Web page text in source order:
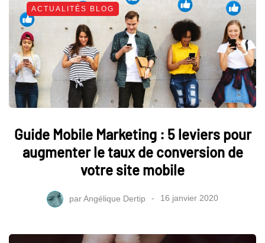
ACTUALITÉS BLOG
Guide Mobile Marketing : 5 leviers pour
augmenter le taux de conversion de
votre site mobile
parAngélique Dertip 16 janvier 2020